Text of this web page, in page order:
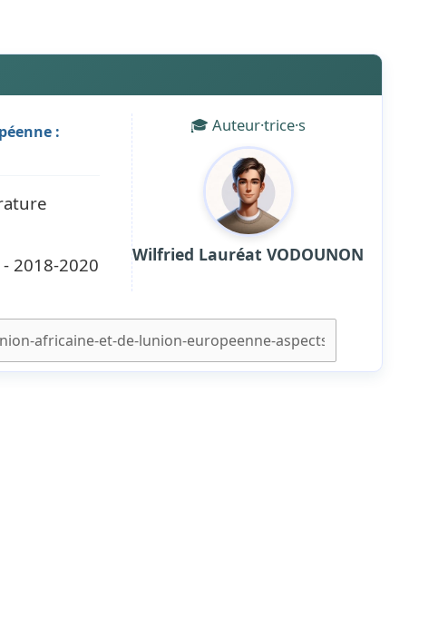
:
2018-2020
🎓 Auteur·trice·s
Wilfried Lauréat VODOUNON